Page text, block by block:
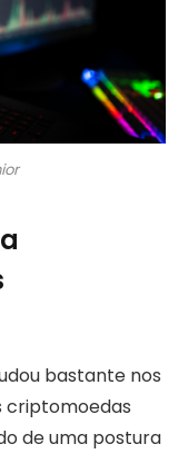
bastante nos
criptomoedas
de uma postura